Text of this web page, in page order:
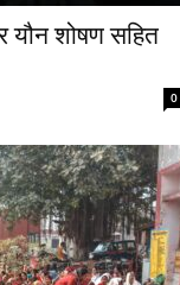
यौन शोषण सहित
0